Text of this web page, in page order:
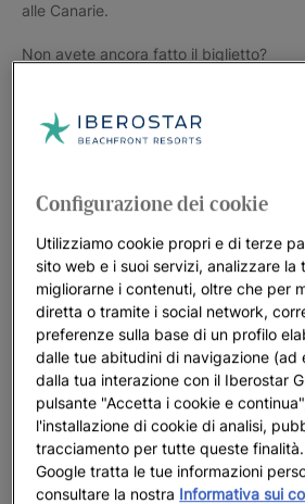
alle Canarie.
Non avete ancora fatto il biglietto?
Configurazione dei cookie
Utilizziamo cookie propri e di terze
sito web e i suoi servizi, analizzare la
migliorarne i contenuti, oltre che per
diretta o tramite i social network,
preferenze sulla base di un profilo
dalle tue abitudini di navigazione (ad
dalla tua interazione con il Iberostar
pulsante "Accetta i cookie e
l'installazione di cookie di analisi,
tracciamento per tutte queste
Google tratta le tue informazioni
consultare la nostra Informativa sui